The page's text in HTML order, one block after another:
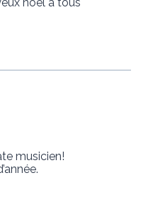
musicien!